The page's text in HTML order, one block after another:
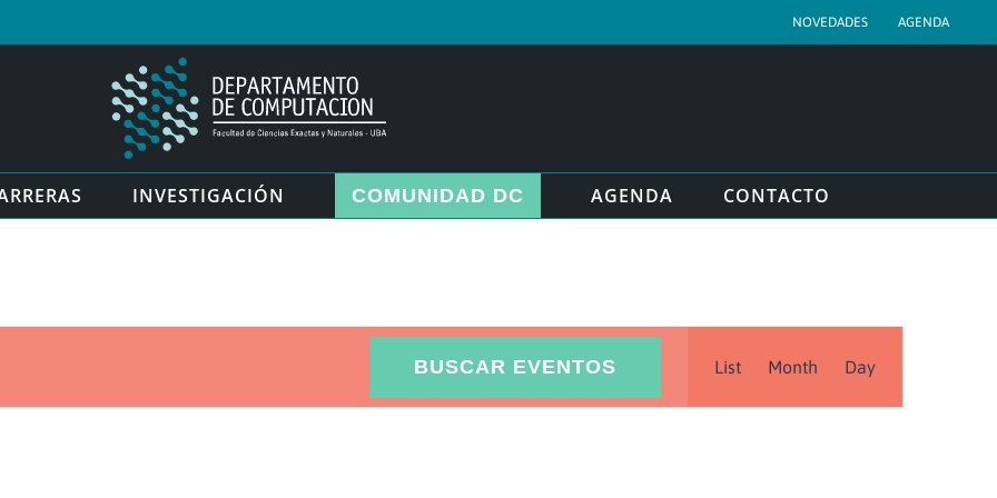
NOVEDADES AGENDA
INVESTIGACIÓN COMUNIDAD DC AGENDA CONTACTO
BUSCAR EVENTOS
de
vistas
List Month Day